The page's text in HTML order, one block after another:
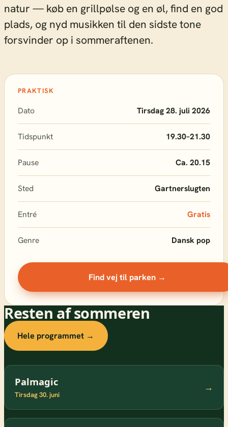
natur — køb en grillpølse og en øl, find en god
plads, og nyd musikken til den sidste tone
forsvinder op i sommeraftenen.
PRAKTISK
Dato Tirsdag 28. juli 2026
Tidspunkt 19.30–21.30
Pause Ca. 20.15
Sted Gartnerslugten
Entré Gratis
Genre Dansk pop
Find vej til parken →
Resten af sommeren
Hele programmet →
Palmagic
Tirsdag 30. juni
→